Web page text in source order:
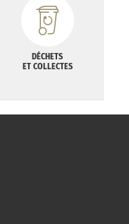
DÉCHETS
ET COLLECTES